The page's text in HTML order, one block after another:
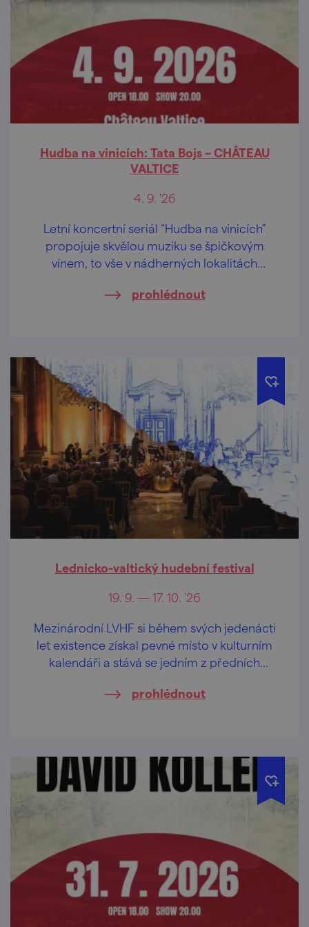
Hudba na vinicích: Tata Bojs – CHÂTEAU
VALTICE
4. 9. '26
Letní koncertní seriál “Hudba na vinicích”
propojuje skvělou muziku se špičkovým
vínem, to vše v nádherných lokalitách
prohlédnout
Lednicko-valtický hudební festival
19. 9. — 17. 10. '26
Mezinárodní LVHF si během svých jedenácti
let existence získal pevné místo v kulturním
kalendáři a stává se jedním z předních
prohlédnout